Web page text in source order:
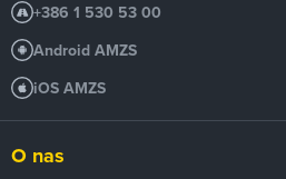
+386 1 530 53 00
Android AMZS
iOS AMZS
O nas